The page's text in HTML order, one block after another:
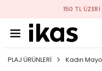
150 TL
PLAJ ÜRÜNLERİ Kadın